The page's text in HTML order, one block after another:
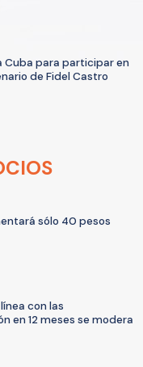
Cuba para participar en
de Fidel Castro
sólo 40 pesos
con las
en 12 meses se modera